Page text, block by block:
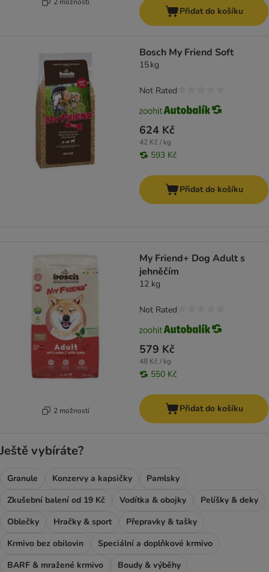
Přidat do košíku
Bosch My Friend Soft
15 kg
624 Kč
42 Kč / kg
593 Kč
Not Rated
Přidat do košíku
2 možností
My Friend+ Dog Adult s
jehněčím
12 kg
579 Kč
48 Kč / kg
550 Kč
Not Rated
Přidat do košíku
Ještě vybíráte?
Granule Konzervy a kapsičky
Pamlsky
Zkušební balení od 19 Kč
Vodítka & obojky
Pelíšky & deky
Oblečky
Hračky & sport
Přepravky & tašky
Krmivo bez obilovin
Speciální a doplňkové krmivo
BARF & mražené krmivo
Boudy & výběhy